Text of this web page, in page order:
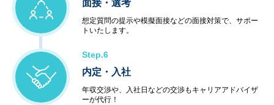
面接・選考
想定質問の提示や模擬面接などの面接対策で、サポー
トいたします。
Step.6
内定・入社
年収交渉や、入社日などの交渉もキャリアアドバイザ
ーが代行！